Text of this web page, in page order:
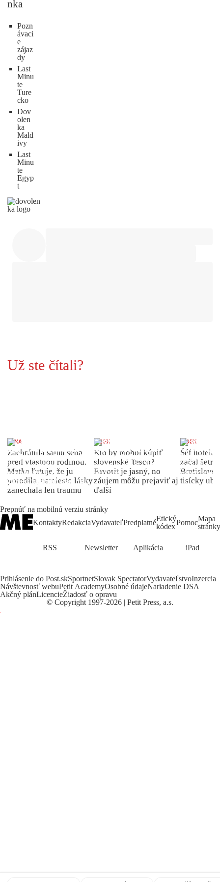
nka
Pozn
ávaci
e
zájaz
dy
Last
Minu
te
Ture
cko
Dov
olen
ka
Mald
ivy
Last
Minu
te
Egyp
t
Už ste čítali?
ŽENA
Zachránila samu seba
pred vlastnou rodinou.
Matka ľutuje, že ju
porodila, namiesto lásky
zanechala len traumu
INDEX
Kto by mohol kúpiť
slovenské Tesco?
Favorit je jasný, no
záujem môžu prejaviť aj
ďalší
INDEX
Šéf
začal
Bratislave
tisícky
Prepnúť na mobilnú verziu stránky
KontaktyRedakciaVydavateľPredplatnéEtický
kódexPomocMapa
stránky
RSS Newsletter Aplikácia iPad
Prihlásenie do Post.skSportnetSlovak SpectatorVydavateľstvoInzercia
Návštevnosť webuPetit AcademyOsobné údajeNariadenie DSA
Akčný plánLicencieŽiadosť o opravu
© Copyright 1997-2026 | Petit Press, a.s.